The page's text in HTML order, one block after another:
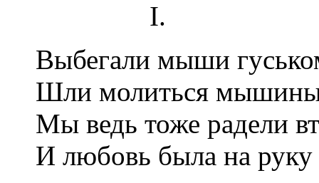
I.
Выбегали мыши
Шли молиться
Мы ведь тоже радели
И любовь была на